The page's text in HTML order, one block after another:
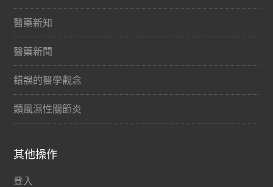
醫藥新知
醫藥新聞
錯誤的醫學觀念
類風濕性關節炎
其他操作
登入